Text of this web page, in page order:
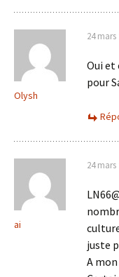
Olysh
24 mars
Oui et
pour
ai
24 mars
juste
A mon